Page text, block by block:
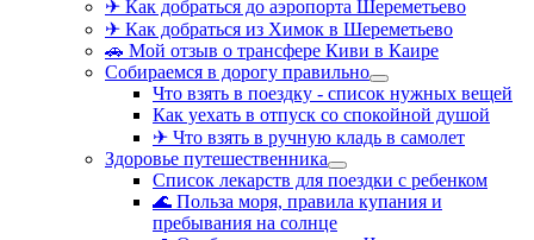
✈ Как добраться до аэропорта Шереметьево
✈ Как добраться из Химок в Шереметьево
🚗 Мой отзыв о трансфере Киви в Каире
Собираемся в дорогу правильно
Что взять в поездку - список нужных вещей
Как уехать в отпуск со спокойной душой
✈ Что взять в ручную кладь в самолет
Здоровье путешественника
Список лекарств для поездки с ребенком
🌊 Польза моря, правила купания и
пребывания на солнце